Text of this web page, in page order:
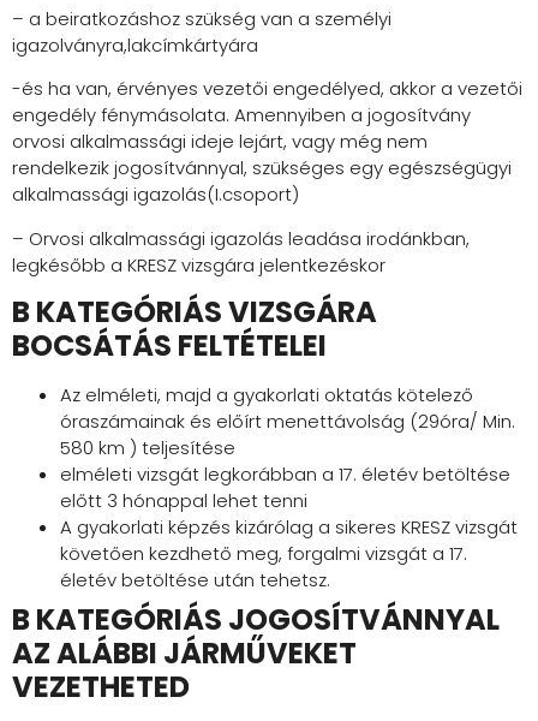
– a beiratkozáshoz szükség van a személyi
igazolványra,lakcímkártyára
-és ha van, érvényes vezetői engedélyed, akkor a vezetői
engedély fénymásolata. Amennyiben a jogosítvány
orvosi alkalmassági ideje lejárt, vagy még nem
rendelkezik jogosítvánnyal, szükséges egy egészségügyi
alkalmassági igazolás(I.csoport)
– Orvosi alkalmassági igazolás leadása irodánkban,
legkésőbb a KRESZ vizsgára jelentkezéskor
B KATEGÓRIÁS VIZSGÁRA
BOCSÁTÁS FELTÉTELEI
Az elméleti, majd a gyakorlati oktatás kötelező
óraszámainak és előírt menettávolság (29óra/ Min.
580 km ) teljesítése
elméleti vizsgát legkorábban a 17. életév betöltése
előtt 3 hónappal lehet tenni
A gyakorlati képzés kizárólag a sikeres KRESZ vizsgát
követően kezdhető meg, forgalmi vizsgát a 17.
életév betöltése után tehetsz.
B KATEGÓRIÁS JOGOSÍTVÁNNYAL
AZ ALÁBBI JÁRMŰVEKET
VEZETHETED